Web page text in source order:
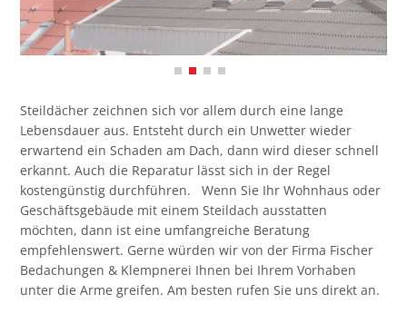
Steildächer zeichnen sich vor allem durch eine lange
Lebensdauer aus. Entsteht durch ein Unwetter wieder
erwartend ein Schaden am Dach, dann wird dieser schnell
erkannt. Auch die Reparatur lässt sich in der Regel
kostengünstig durchführen. Wenn Sie Ihr Wohnhaus oder
Geschäftsgebäude mit einem Steildach ausstatten
möchten, dann ist eine umfangreiche Beratung
empfehlenswert. Gerne würden wir von der Firma Fischer
Bedachungen & Klempnerei Ihnen bei Ihrem Vorhaben
unter die Arme greifen. Am besten rufen Sie uns direkt an.